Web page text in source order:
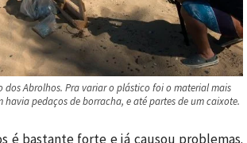
dos Abrolhos. Pra variar o plástico foi o material mais
havia pedaços de borracha, e até partes de um caixote.
é bastante forte e já causou problemas.